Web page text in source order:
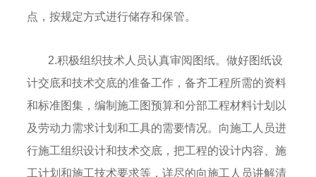
点，按规定方式进行储存和保管。
2.积极组织技术人员认真审阅图纸。做好图纸设
计交底和技术交底的准备工作，备齐工程所需的资料
和标准图集，编制施工图预算和分部工程材料计划以
及劳动力需求计划和工具的需要情况。向施工人员进
行施工组织设计和技术交底，把工程的设计内容、施
工计划和施工技术要求等，详尽的向施工人员讲解清